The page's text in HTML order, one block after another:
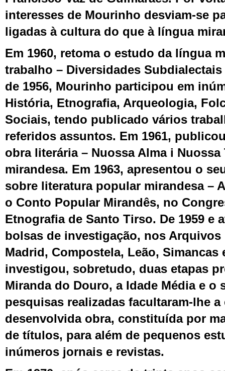
interesses de Mourinho desviam-se
ligadas à cultura do que à língua
Em 1960, retoma o estudo da língua
trabalho – Diversidades
de 1956, Mourinho participou em
História, Etnografia, Arqueologia,
Sociais, tendo publicado vários
referidos assuntos. Em 1961,
obra literária – Nuossa Alma i
mirandesa. Em 1963, apresentou o
sobre literatura popular mirandesa –
o Conto Popular Mirandês, no
Etnografia de Santo Tirso. De 1959 e
bolsas de investigação, nos Arquivos
Madrid, Compostela, Leão, Simancas
investigou, sobretudo, duas etapas
Miranda do Douro, a Idade Média e o
pesquisas realizadas facultaram-lhe a
desenvolvida obra, constituída por
de títulos, para além de pequenos
inúmeros jornais e revistas.